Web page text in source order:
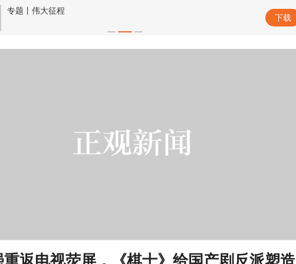
专题丨伟大征程
下载
返电视荧屏，《棋士》给国产剧反派塑造